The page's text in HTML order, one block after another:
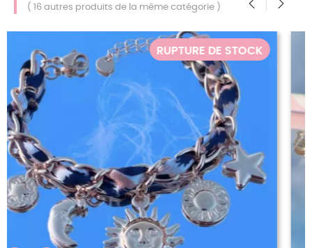
( 16 autres produits de la même catégorie )
‹